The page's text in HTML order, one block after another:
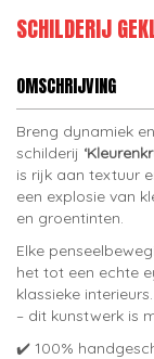
SCHILDERIJ
OMSCHRIJVING
Breng dynamiek
schilderij
is rijk aan textuur
een explosie van
en groentinten.
Elke
het tot een echte
klassieke
– dit kunstwerk is
✔️ 100%